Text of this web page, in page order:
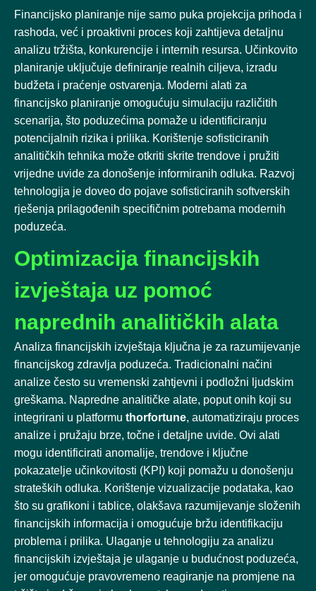
Financijsko planiranje nije samo puka projekcija prihoda i
rashoda, već i proaktivni proces koji zahtijeva detaljnu
analizu tržišta, konkurencije i internih resursa. Učinkovito
planiranje uključuje definiranje realnih ciljeva, izradu
budžeta i praćenje ostvarenja. Moderni alati za
financijsko planiranje omogućuju simulaciju različitih
scenarija, što poduzećima pomaže u identificiranju
potencijalnih rizika i prilika. Korištenje sofisticiranih
analitičkih tehnika može otkriti skrite trendove i pružiti
vrijedne uvide za donošenje informiranih odluka. Razvoj
tehnologija je doveo do pojave sofisticiranih softverskih
rješenja prilagođenih specifičnim potrebama modernih
poduzeća.
Optimizacija financijskih
izvještaja uz pomoć
naprednih analitičkih alata
Analiza financijskih izvještaja ključna je za razumijevanje
financijskog zdravlja poduzeća. Tradicionalni načini
analize često su vremenski zahtjevni i podložni ljudskim
greškama. Napredne analitičke alate, poput onih koji su
integrirani u platformu thorfortune, automatiziraju proces
analize i pružaju brze, točne i detaljne uvide. Ovi alati
mogu identificirati anomalije, trendove i ključne
pokazatelje učinkovitosti (KPI) koji pomažu u donošenju
strateških odluka. Korištenje vizualizacije podataka, kao
što su grafikoni i tablice, olakšava razumijevanje složenih
financijskih informacija i omogućuje bržu identifikaciju
problema i prilika. Ulaganje u tehnologiju za analizu
financijskih izvještaja je ulaganje u budućnost poduzeća,
jer omogućuje pravovremeno reagiranje na promjene na